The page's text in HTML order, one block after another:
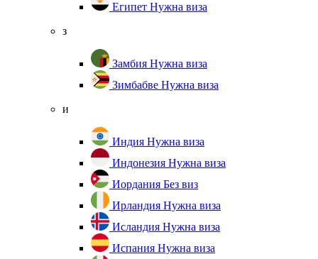
Египет Нужна виза
з
Замбия Нужна виза
Зимбабве Нужна виза
и
Индия Нужна виза
Индонезия Нужна виза
Иордания Без виз
Ирландия Нужна виза
Исландия Нужна виза
Испания Нужна виза